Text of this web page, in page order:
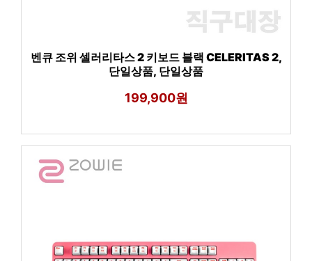
벤큐 조위 셀러리타스 2 키보드 블랙 CELERITAS 2,
단일상품, 단일상품
199,900원